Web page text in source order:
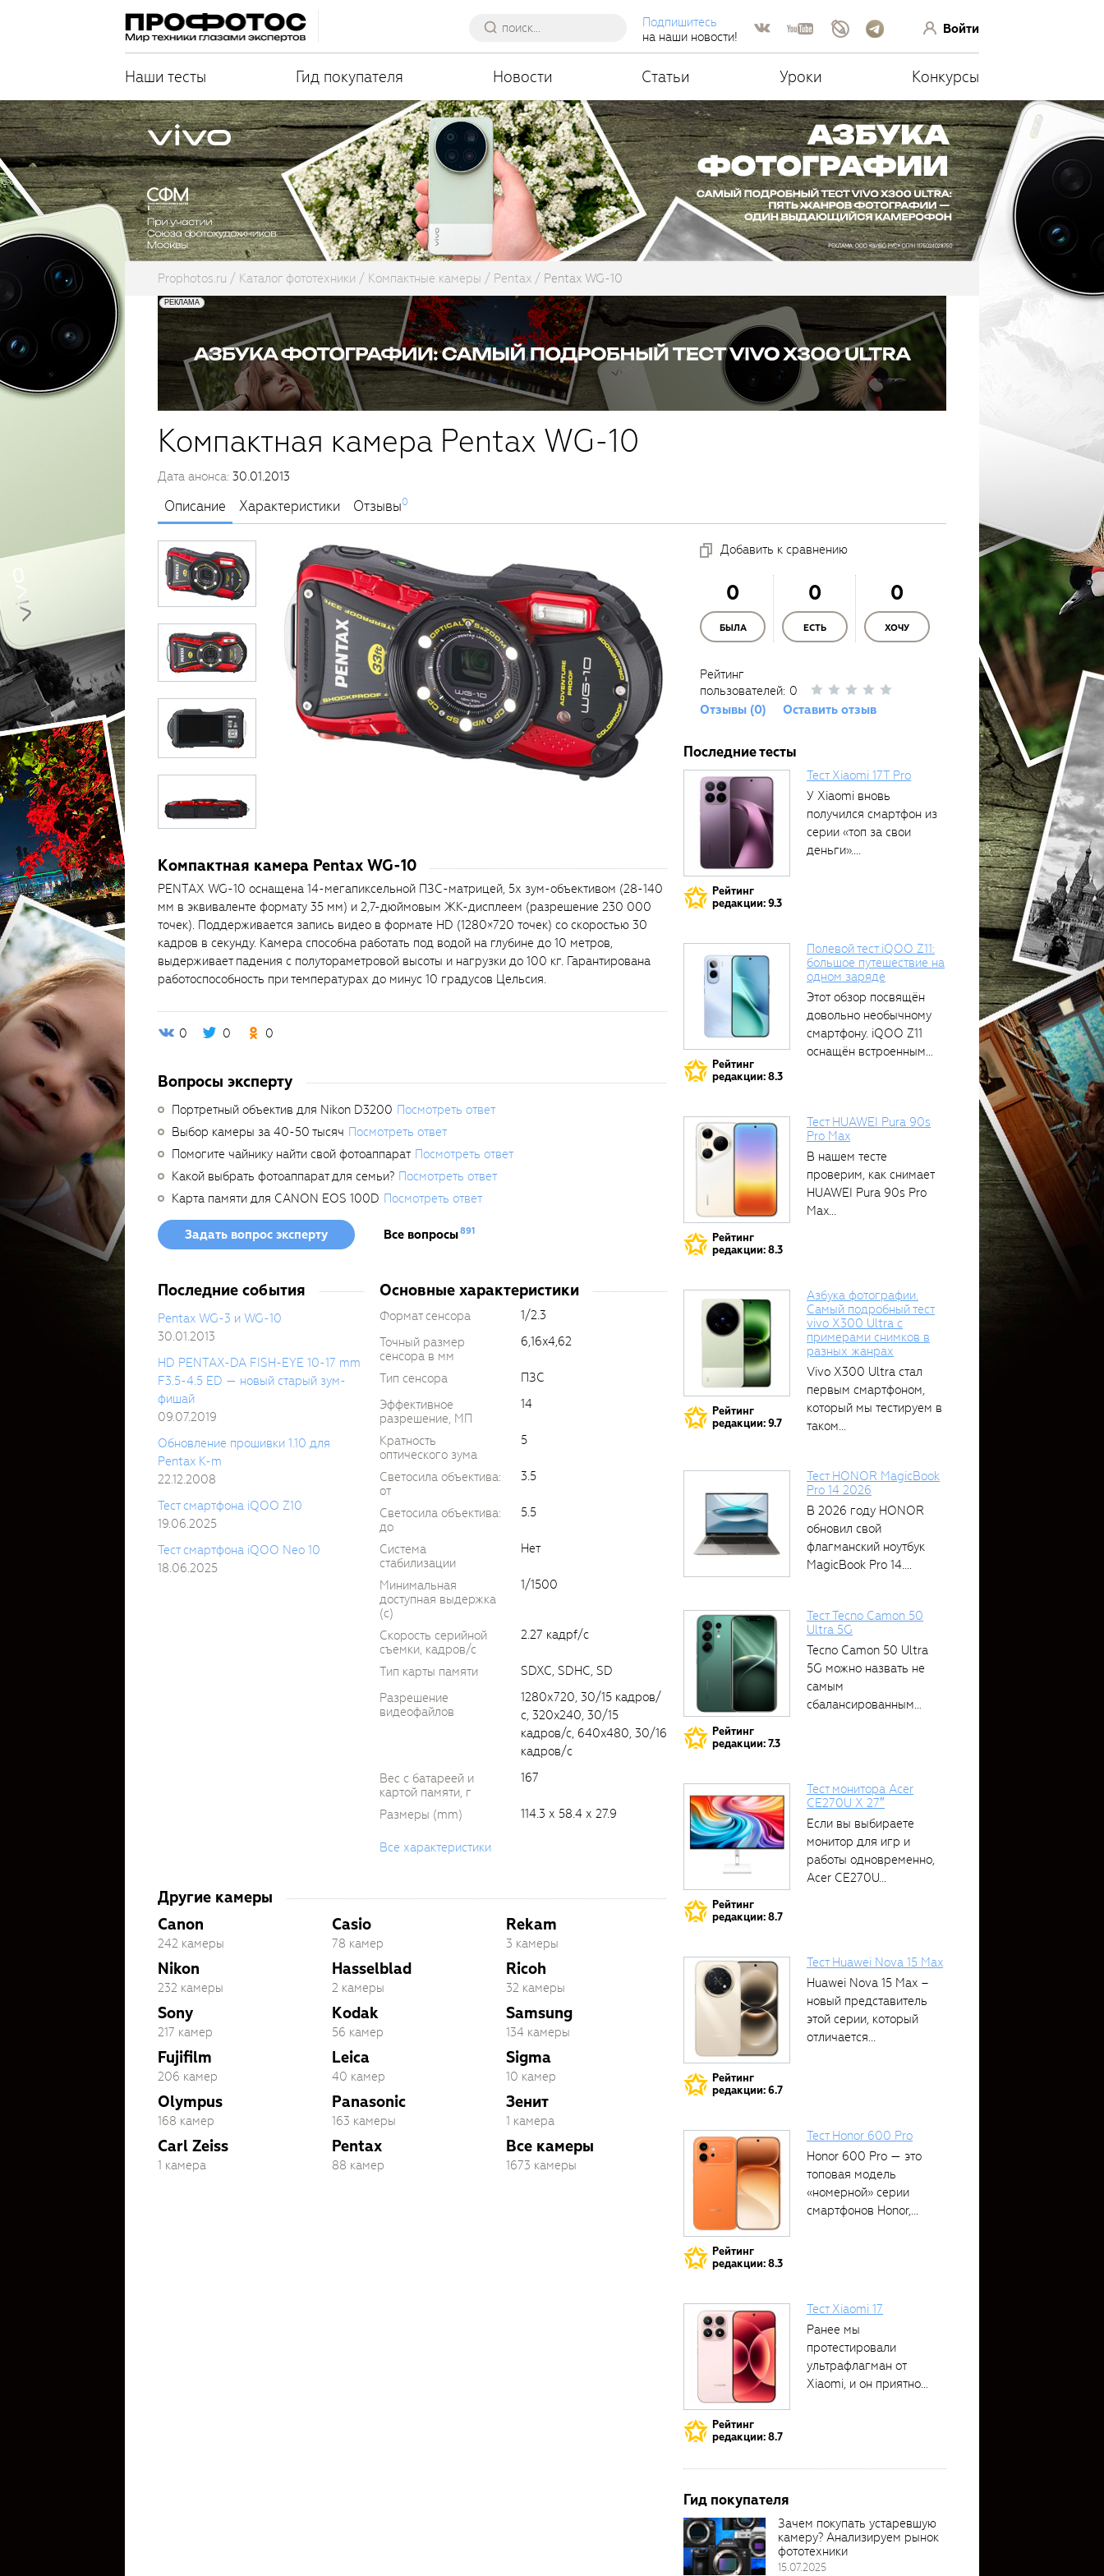
Подпишитесь
на наши новости!
Войти
Наши тесты Гид покупателя Новости Статьи Уроки Конкурсы
Prophotos.ru Каталог фототехники Компактные камеры Pentax Pentax WG-10
Компактная камера Pentax WG-10
Дата анонса: 30.01.2013
Описание Характеристики Отзывы0
Компактная камера Pentax WG-10
PENTAX WG-10 оснащена 14-мегапиксельной ПЗС-матрицей, 5х зум-объективом (28-140
мм в эквиваленте формату 35 мм) и 2,7-дюймовым ЖК-дисплеем (разрешение 230 000
точек). Поддерживается запись видео в формате HD (1280×720 точек) со скоростью 30
кадров в секунду. Камера способна работать под водой на глубине до 10 метров,
выдерживает падения с полутораметровой высоты и нагрузки до 100 кг. Гарантирована
работоспособность при температурах до минус 10 градусов Цельсия.
0 0 0
Вопросы эксперту
Портретный объектив для Nikon D3200 Посмотреть ответ
Выбор камеры за 40-50 тысяч Посмотреть ответ
Помогите чайнику найти свой фотоаппарат Посмотреть ответ
Какой выбрать фотоаппарат для семьи? Посмотреть ответ
Карта памяти для CANON EOS 100D Посмотреть ответ
Задать вопрос эксперту Все вопросы891
Последние события
Pentax WG-3 и WG-10
30.01.2013
HD PENTAX-DA FISH-EYE 10-17 mm
F3.5-4.5 ED — новый старый зум-
фишай
09.07.2019
Обновление прошивки 1.10 для
Pentax K-m
22.12.2008
Тест смартфона iQOO Z10
19.06.2025
Тест смартфона iQOO Neo 10
18.06.2025
Основные характеристики
Формат сенсора
1/2.3
Точный размер
сенсора в мм
6,16x4,62
Тип сенсора
ПЗС
Эффективное
разрешение, МП
14
Кратность
оптического зума
5
Светосила объектива:
от
3.5
Светосила объектива:
до
5.5
Система
стабилизации
Нет
Минимальная
доступная выдержка
(c)
1/1500
Скорость серийной
съемки, кадров/с
2.27 кадрf/с
Тип карты памяти
SDXC, SDHC, SD
Разрешение
видеофайлов
1280х720, 30/15 кадров/
с, 320x240, 30/15
кадров/с, 640x480, 30/16
кадров/c
Вес с батареей и
картой памяти, г
167
Размеры (mm) 114.3 х 58.4 х 27.9
Все характеристики
Другие камеры
Canon
242 камеры
Nikon
232 камеры
Sony
217 камер
Fujifilm
206 камер
Olympus
168 камер
Carl Zeiss
1 камера
Casio
78 камер
Hasselblad
2 камеры
Kodak
56 камер
Leica
40 камер
Panasonic
163 камеры
Pentax
88 камер
Rekam
3 камеры
Ricoh
32 камеры
Samsung
134 камеры
Sigma
10 камер
Зенит
1 камера
Все камеры
1673 камеры
Добавить к сравнению
0
БЫЛА
0
ЕСТЬ
0
ХОЧУ
Рейтинг
пользователей: 0
Отзывы (0)
Оставить отзыв
Последние тесты
Рейтинг
редакции: 9.3
Тест Xiaomi 17T Pro
У Xiaomi вновь
получился смартфон из
серии «топ за свои
деньги»....
Рейтинг
редакции: 8.3
Полевой тест iQOO Z11:
большое путешествие на
одном заряде
Этот обзор посвящён
довольно необычному
смартфону. iQOO Z11
оснащён встроенным
Рейтинг
редакции: 8.3
Тест HUAWEI Pura 90s
Pro Max
В нашем тесте
проверим, как снимает
HUAWEI Pura 90s Pro
Max...
Рейтинг
редакции: 9.7
Азбука фотографии.
Самый подробный тест
vivo X300 Ultra с
примерами снимков в
разных жанрах
Vivo X300 Ultra стал
первым смартфоном,
который мы тестируем в
таком...
Тест HONOR MagicBook
Pro 14 2026
В 2026 году HONOR
обновил свой
флагманский ноутбук
MagicBook Pro 14....
Рейтинг
редакции: 7.3
Тест Tecno Camon 50
Ultra 5G
Tecno Camon 50 Ultra
5G можно назвать не
самым
сбалансированным
Рейтинг
редакции: 8.7
Тест монитора Acer
CE270U X 27″
Если вы выбираете
монитор для игр и
работы одновременно,
Acer CE270U...
Рейтинг
редакции: 6.7
Тест Huawei Nova 15 Max
Huawei Nova 15 Max –
новый представитель
этой серии, который
отличается...
Рейтинг
редакции: 8.3
Тест Honor 600 Pro
Honor 600 Pro — это
топовая модель
«номерной» серии
смартфонов Honor,...
Рейтинг
редакции: 8.7
Тест Xiaomi 17
Ранее мы
протестировали
ультрафлагман от
Xiaomi, и он приятно
Гид покупателя
Зачем покупать устаревшую
камеру? Анализируем рынок
фототехники
15.07.2025